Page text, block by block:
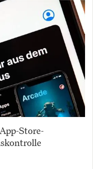
Store-